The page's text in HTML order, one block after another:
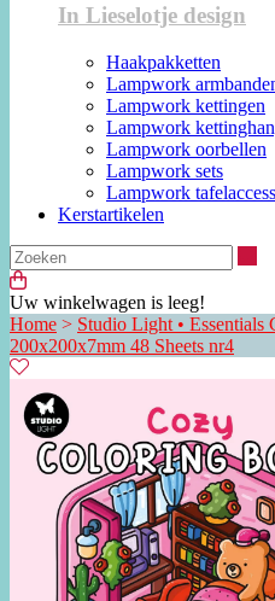
In Lieselotje design
Haakpakketten
Lampwork
Lampwork kettingen
Lampwork
Lampwork oorbellen
Lampwork sets
Lampwork
Kerstartikelen
Uw winkelwagen is leeg!
Home > Studio Light •
200x200x7mm 48 Sheets nr4